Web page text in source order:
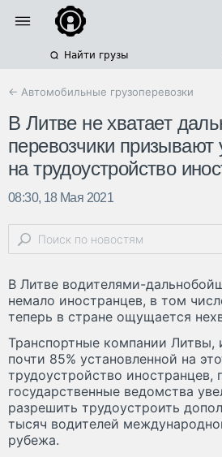
Найти грузы
← Автомобильные грузоперевозки
В Литве не хватает
перевозчики призывают
на трудоустройство
08:30, 18 Мая 2021
В Литве водителями-
немало иностранцев, в том
теперь в стране ощущается
Транспортные компании Литвы,
почти 85% установленной на
трудоустройство иностранцев,
государственные ведомства
разрешить трудоустроить
тысяч водителей
рубежа.